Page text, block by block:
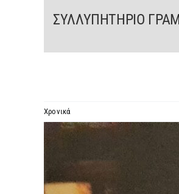
ΣΥΛΛΥΠΗΤΗΡΙΟ
Χρονικά
Προβολή